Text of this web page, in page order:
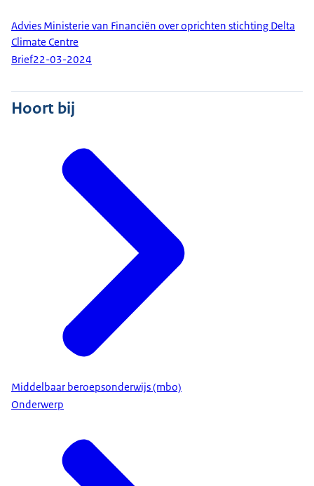
Advies Ministerie van Financiën over oprichten stichting Delta
Climate Centre
Brief22-03-2024
Hoort bij
Middelbaar beroepsonderwijs (mbo)
Onderwerp